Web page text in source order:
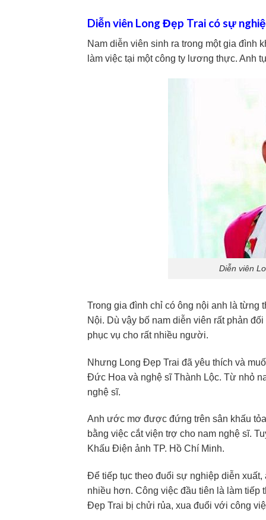
Diễn viên Long Đẹp Trai có sự
Nam diễn viên sinh ra trong một gia đình
làm việc tại một công ty lương thực. Anh
Diễn viên
Trong gia đình chỉ có ông nội anh là từng
Nội. Dù vậy bố nam diễn viên rất phản
phục vụ cho rất nhiều người.
Nhưng Long Đẹp Trai đã yêu thích và
Đức Hoa và nghệ sĩ Thành Lộc. Từ nhỏ
nghệ sĩ.
Anh ước mơ được đứng trên sân khấu
bằng việc cắt viện trợ cho nam nghệ sĩ.
Khấu Điện ảnh TP. Hồ Chí Minh.
Để tiếp tục theo đuổi sự nghiệp diễn
nhiều hơn. Công việc đầu tiên là làm tiếp
Đẹp Trai bị chửi rủa, xua đuổi với công